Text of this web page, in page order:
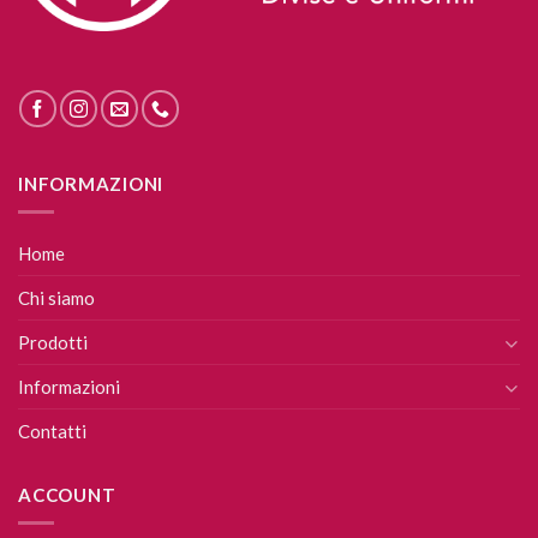
INFORMAZIONI
Home
Chi siamo
Prodotti
Informazioni
Contatti
ACCOUNT